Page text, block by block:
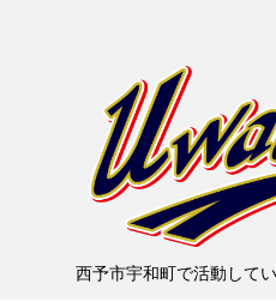
西予市宇和町で活動して